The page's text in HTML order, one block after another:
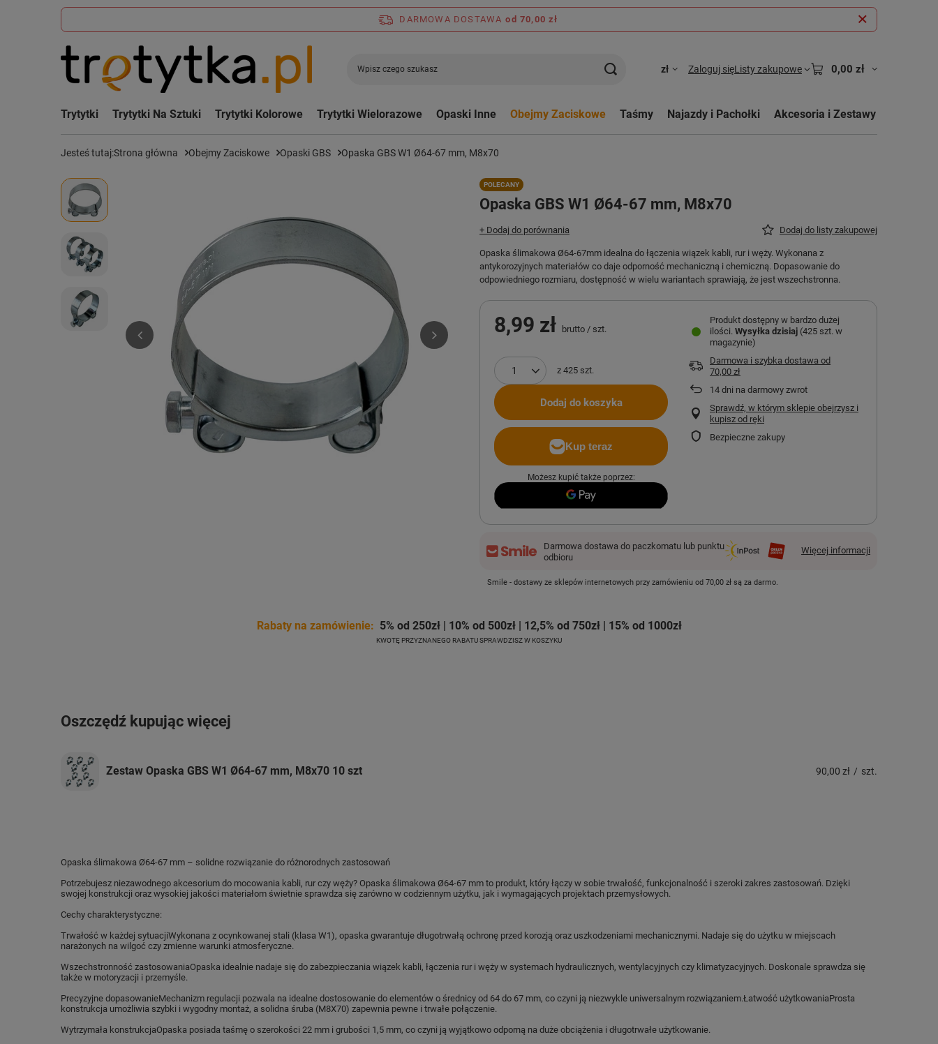
DARMOWA DOSTAWA od 70,00 zł
zł Zaloguj sięListy zakupowe 0,00 zł
Trytytki Trytytki Na Sztuki Trytytki Kolorowe Trytytki Wielorazowe Opaski Inne Obejmy Zaciskowe Taśmy Najazdy i Pachołki Akcesoria i Zestawy
Jesteś tutaj:Strona główna Obejmy Zaciskowe Opaski GBS Opaska GBS W1 Ø64-67 mm, M8x70
POLECANY
Opaska GBS W1 Ø64-67 mm, M8x70
+ Dodaj do porównania Dodaj do listy zakupowej
Opaska ślimakowa Ø64-67mm idealna do łączenia wiązek kabli, rur i węży. Wykonana z
antykorozyjnych materiałów co daje odporność mechaniczną i chemiczną. Dopasowanie do
odpowiedniego rozmiaru, dostępność w wielu wariantach sprawiają, że jest wszechstronna.
8,99 zł brutto / szt.
z 425 szt.
Dodaj do koszyka
Możesz kupić także poprzez:
Produkt dostępny w bardzo dużej
ilości Wysyłka dzisiaj (425 szt. w
magazynie)
Darmowa i szybka dostawa od
70,00 zł
14 dni na darmowy zwrot
Sprawdź, w którym sklepie obejrzysz i
kupisz od ręki
Bezpieczne zakupy
Darmowa dostawa do paczkomatu lub punktu
odbioru
Więcej informacji
Smile - dostawy ze sklepów internetowych przy zamówieniu od 70,00 zł są za darmo.
Rabaty na zamówienie: 5% od 250zł | 10% od 500zł | 12,5% od 750zł | 15% od 1000zł
KWOTĘ PRZYZNANEGO RABATU SPRAWDZISZ W KOSZYKU
Oszczędź kupując więcej
Zestaw Opaska GBS W1 Ø64-67 mm, M8x70 10 szt 90,00 zł / szt.
Opaska ślimakowa Ø64-67 mm – solidne rozwiązanie do różnorodnych zastosowań
Potrzebujesz niezawodnego akcesorium do mocowania kabli, rur czy węży? Opaska ślimakowa Ø64-67 mm to produkt, który łączy w sobie trwałość, funkcjonalność i szeroki zakres zastosowań. Dzięki
swojej konstrukcji oraz wysokiej jakości materiałom świetnie sprawdza się zarówno w codziennym użytku, jak i wymagających projektach przemysłowych.
Cechy charakterystyczne:
Trwałość w każdej sytuacjiWykonana z ocynkowanej stali (klasa W1), opaska gwarantuje długotrwałą ochronę przed korozją oraz uszkodzeniami mechanicznymi. Nadaje się do użytku w miejscach
narażonych na wilgoć czy zmienne warunki atmosferyczne.
Wszechstronność zastosowaniaOpaska idealnie nadaje się do zabezpieczania wiązek kabli, łączenia rur i węży w systemach hydraulicznych, wentylacyjnych czy klimatyzacyjnych. Doskonale sprawdza się
także w motoryzacji i przemyśle.
Precyzyjne dopasowanieMechanizm regulacji pozwala na idealne dostosowanie do elementów o średnicy od 64 do 67 mm, co czyni ją niezwykle uniwersalnym rozwiązaniem.Łatwość użytkowaniaProsta
konstrukcja umożliwia szybki i wygodny montaż, a solidna śruba (M8X70) zapewnia pewne i trwałe połączenie.
Wytrzymała konstrukcjaOpaska posiada taśmę o szerokości 22 mm i grubości 1,5 mm, co czyni ją wyjątkowo odporną na duże obciążenia i długotrwałe użytkowanie.